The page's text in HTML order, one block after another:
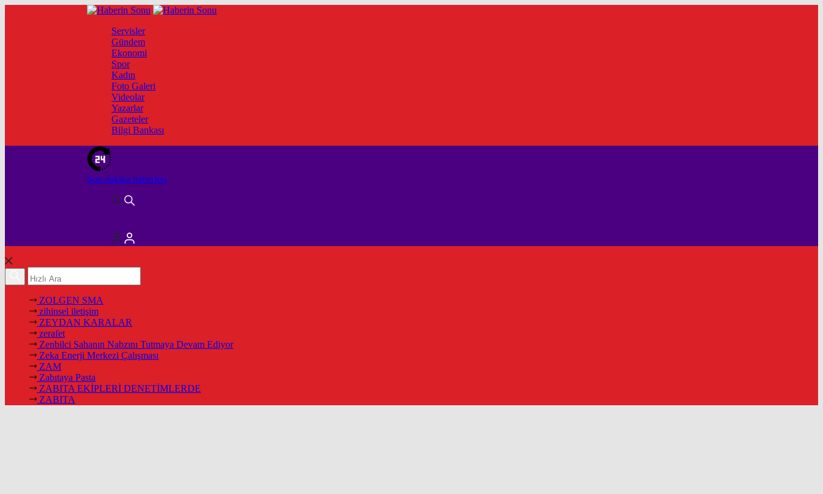
Servisler
Gündem
Ekonomi
Spor
Kadın
Foto Galeri
Videolar
Yazarlar
Gazeteler
Bilgi Bankası
Son dakika haberleri
ZOLGEN SMA
zihinsel iletişim
ZEYDAN KARALAR
zerafet
Zenbilci Sahanın Nabzını Tutmaya Devam Ediyor
Zeka Enerji Merkezi Çalışması
ZAM
Zabıtaya Pasta
ZABITA EKİPLERİ DENETİMLERDE
ZABITA